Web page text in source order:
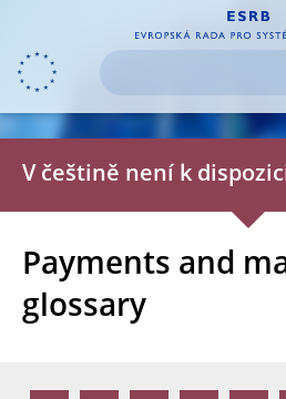
Skip to
navigation
Skip to
content
V češtině není k
Payments and
glossary